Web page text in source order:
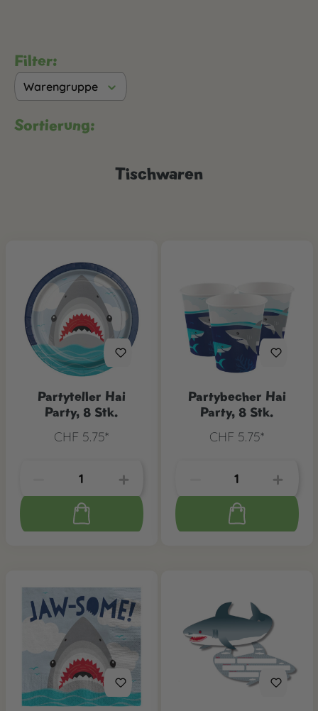
Filter:
Warengruppe
Sortierung:
Tischwaren
Partyteller Hai
Party, 8 Stk.
CHF 5.75*
Partybecher Hai
Party, 8 Stk.
CHF 5.75*